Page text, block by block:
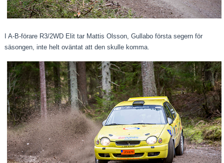
I A-B-förare R3/2WD Elit tar Mattis Olsson, Gullabo första segern för
säsongen, inte helt oväntat att den skulle komma.